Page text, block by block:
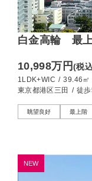
白金高輪 最上
10,998万円(税
1LDK+WIC / 39.46㎡
東京都港区三田 / 徒
眺望良好 最上階
NEW